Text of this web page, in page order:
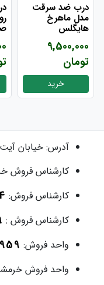
درب ضد سرقت
مدل ماهرخ
هایگلس
9,500,000
تومان
خرید
آدرس: خیابان
کارشناس فروش
کارشناس فروش:
کارشناس فروش :
واحد فروش:
واحد فروش